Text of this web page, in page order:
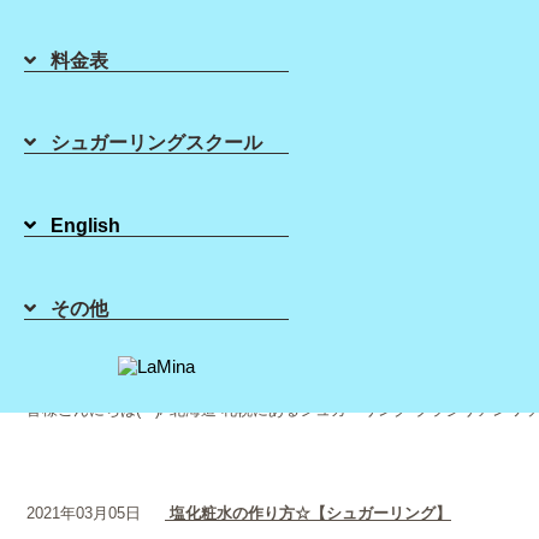
料金表
シュガーリングスクール
English
その他
2021年03月07日 LaMinaの特別なパウダー【シュガーリング】
2021年03月06日
2021年03月05日 毛を剃って濃くなってしまった方【シュガーリング】
皆様こんにちは(^^)/ 北海道 札幌にあるシュガーリング ブラジリアン
2021年03月05日 塩化粧水の作り方☆【シュガーリング】